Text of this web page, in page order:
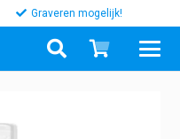
Graveren mogelijk!